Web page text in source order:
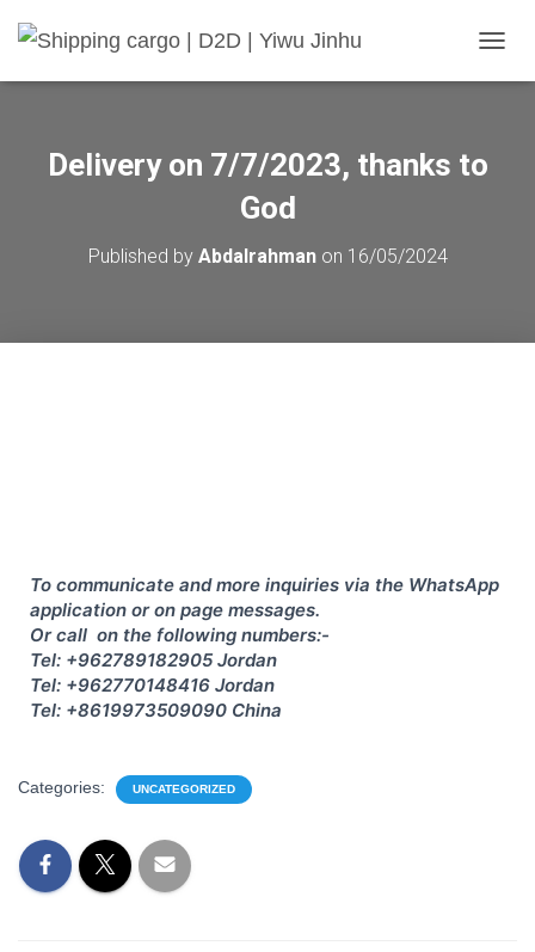
Delivery on 7/7/2023, thanks to
God
Published by Abdalrahmanon 16/05/2024
To communicate and more inquiries via the WhatsApp
application or on page messages.
Or call on the following numbers:-
Tel: +962789182905 Jordan
Tel: +962770148416 Jordan
Tel: +8619973509090 China
Categories: UNCATEGORIZED